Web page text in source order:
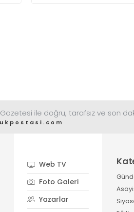
ile doğru, tarafsız ve son
Web TV
Foto Galeri
Yazarlar